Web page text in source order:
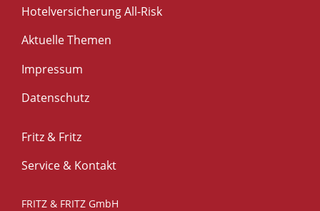
Hotelversicherung All-Risk
Aktuelle Themen
Impressum
Datenschutz
Fritz & Fritz
Service & Kontakt
FRITZ & FRITZ GmbH